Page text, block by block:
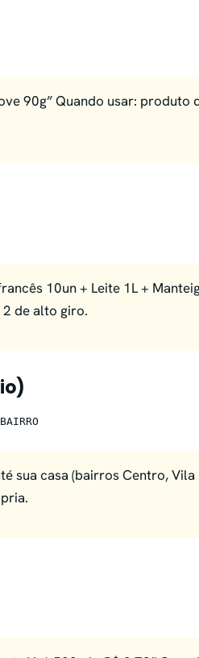
90g” Quando usar: produto
10un + Leite 1L +
de alto giro.
sua casa (bairros Centro, Vila